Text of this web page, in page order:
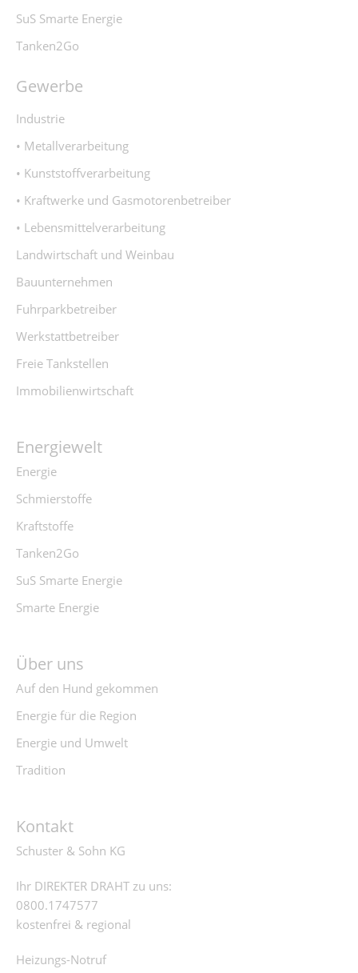
SuS Smarte Energie
Tanken2Go
Gewerbe
Industrie
• Metallverarbeitung
• Kunststoffverarbeitung
• Kraftwerke und Gasmotorenbetreiber
• Lebensmittelverarbeitung
Landwirtschaft und Weinbau
Bauunternehmen
Fuhrparkbetreiber
Werkstattbetreiber
Freie Tankstellen
Immobilienwirtschaft
Energiewelt
Energie
Schmierstoffe
Kraftstoffe
Tanken2Go
SuS Smarte Energie
Smarte Energie
Über uns
Auf den Hund gekommen
Energie für die Region
Energie und Umwelt
Tradition
Kontakt
Schuster & Sohn KG
Ihr DIREKTER DRAHT zu uns:
0800.1747577
kostenfrei & regional
Heizungs-Notruf